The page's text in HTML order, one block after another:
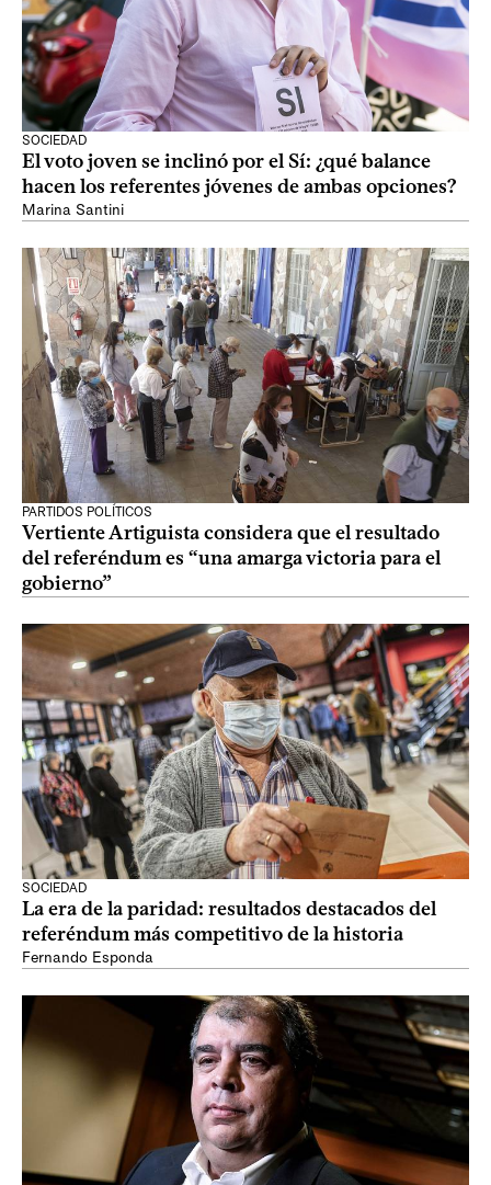
SOCIEDAD
El voto joven se inclinó por el Sí: ¿qué balance
hacen los referentes jóvenes de ambas opciones?
Marina Santini
PARTIDOS POLÍTICOS
Vertiente Artiguista considera que el resultado
del referéndum es “una amarga victoria para el
gobierno”
SOCIEDAD
La era de la paridad: resultados destacados del
referéndum más competitivo de la historia
Fernando Esponda